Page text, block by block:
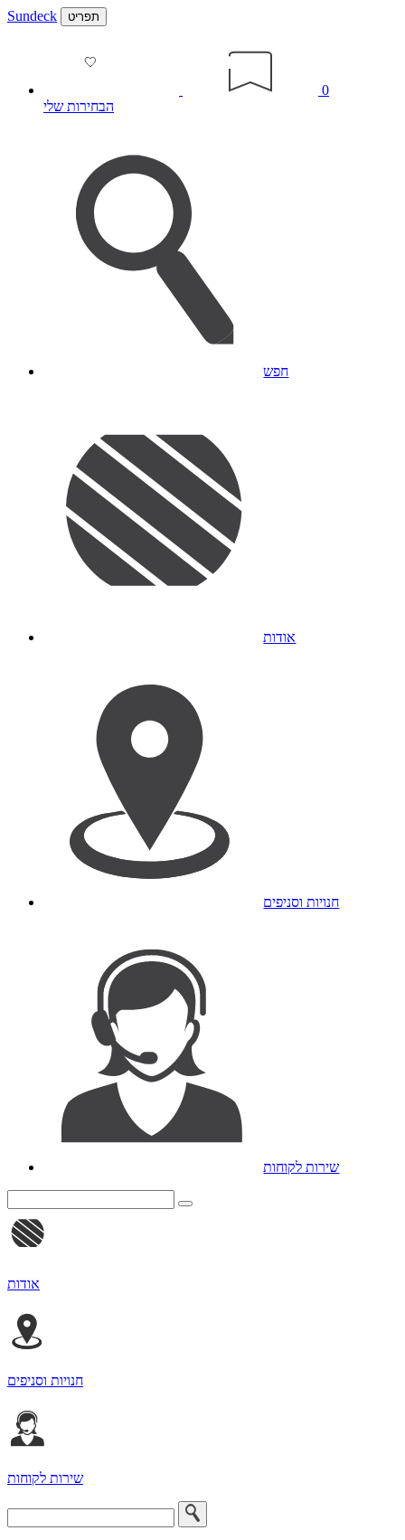
Sundeck תפריט
0
הבחירות שלי
חפש
אודות
חנויות וסניפים
שירות לקוחות
אודות
חנויות וסניפים
שירות לקוחות